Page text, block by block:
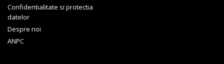
Confidentialitate si protectia
datelor
Despre noi
ANPC